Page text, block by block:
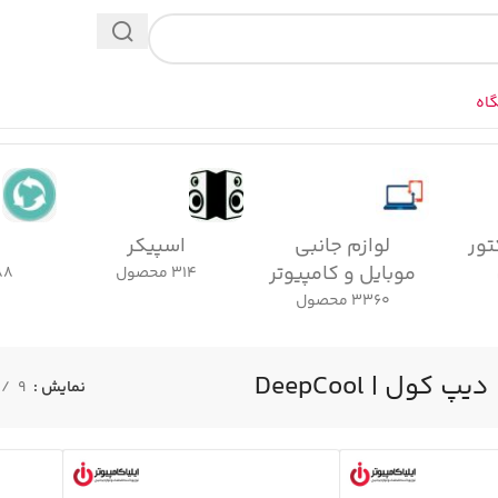
لوازم جانبی
موبایل و کامپیوتر
3360 محصول
اسپیکر
314 محصول
دیپ کول | DeepCool نمایش 9